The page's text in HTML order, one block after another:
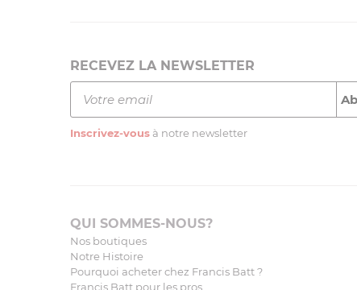
RECEVEZ LA NEWSLETTER
Inscrivez-vous à notre newsletter
QUI SOMMES-NOUS?
Nos boutiques
Notre Histoire
Pourquoi acheter chez Francis Batt ?
Francis Batt pour les pros